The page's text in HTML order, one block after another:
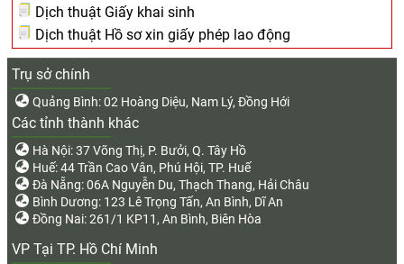
Dịch thuật Giấy khai sinh
Dịch thuật Hồ sơ xin giấy phép lao động
Trụ sở chính
Quảng Bình: 02 Hoàng Diệu, Nam Lý, Đồng Hới
Các tỉnh thành khác
Hà Nội: 37 Võng Thị, P. Bưởi, Q. Tây Hồ
Huế: 44 Trần Cao Vân, Phú Hội, TP. Huế
Đà Nẵng: 06A Nguyễn Du, Thạch Thang, Hải Châu
Bình Dương: 123 Lê Trọng Tấn, An Bình, Dĩ An
Đồng Nai: 261/1 KP11, An Bình, Biên Hòa
VP Tại TP. Hồ Chí Minh